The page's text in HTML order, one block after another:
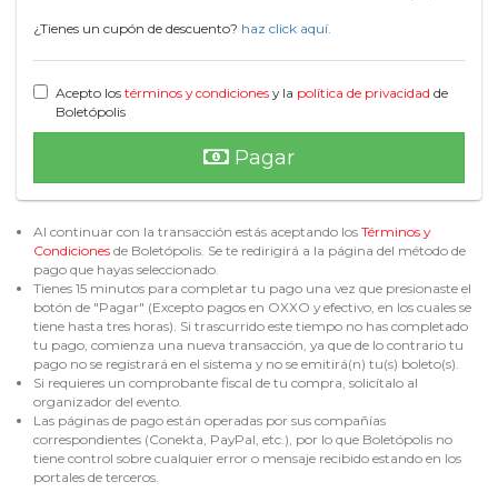
¿Tienes un cupón de descuento? haz click aquí.
Acepto los términos y condiciones y la política de privacidad de
Boletópolis
Pagar
Al continuar con la transacción estás aceptando los Términos y
Condiciones de Boletópolis. Se te redirigirá a la página del método de
pago que hayas seleccionado.
Tienes 15 minutos para completar tu pago una vez que presionaste el
botón de "Pagar" (Excepto pagos en OXXO y efectivo, en los cuales se
tiene hasta tres horas). Si trascurrido este tiempo no has completado
tu pago, comienza una nueva transacción, ya que de lo contrario tu
pago no se registrará en el sistema y no se emitirá(n) tu(s) boleto(s).
Si requieres un comprobante fiscal de tu compra, solicítalo al
organizador del evento.
Las páginas de pago están operadas por sus compañías
correspondientes (Conekta, PayPal, etc.), por lo que Boletópolis no
tiene control sobre cualquier error o mensaje recibido estando en los
portales de terceros.